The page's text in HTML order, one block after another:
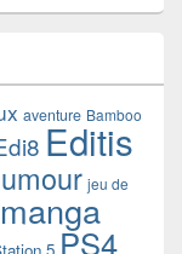
aventure Bamboo
Editis
jeu de
manga
5 PS4